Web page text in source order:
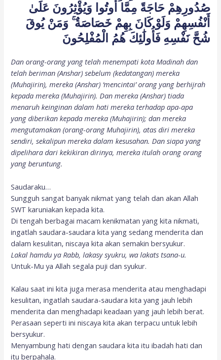
صُدُورِهِمْ حَاجَةً مِمَّا أُوتُوا وَيُؤْثِرُونَ عَلَىٰ
أَنْفُسِهِمْ وَلَوْ كَانَ بِهِمْ خَصَاصَةٌ ۚ وَمَنْ يُوقَ
شُحَّ نَفْسِهِ فَأُولَٰئِكَ هُمُ الْمُفْلِحُونَ
Dan orang-orang yang telah menempati kota Madinah dan
telah beriman (Anshar) sebelum (kedatangan) mereka
(Muhajirin), mereka (Anshar) ‘mencintai’ orang yang berhijrah
kepada mereka (Muhajirin). Dan mereka (Anshar) tiada
menaruh keinginan dalam hati mereka terhadap apa-apa
yang diberikan kepada mereka (Muhajirin); dan mereka
mengutamakan (orang-orang Muhajirin), atas diri mereka
sendiri, sekalipun mereka dalam kesusahan. Dan siapa yang
dipelihara dari kekikiran dirinya, mereka itulah orang orang
yang beruntung.
Saudaraku…
Sungguh sangat banyak nikmat yang telah dan akan Allah
SWT karuniakan kepada kita.
Di tengah berbagai macam kenikmatan yang kita nikmati,
ingatlah saudara-saudara kita yang sedang menderita dan
dalam kesulitan, niscaya kita akan semakin bersyukur.
Lakal hamdu ya Rabb, lakasy syukru, wa lakats tsana-u.
Untuk-Mu ya Allah segala puji dan syukur.
Kalau saat ini kita juga merasa menderita atau menghadapi
kesulitan, ingatlah saudara-saudara kita yang jauh lebih
menderita dan menghadapi keadaan yang jauh lebih berat.
Perasaan seperti ini niscaya kita akan terpacu untuk lebih
bersyukur.
Menyambung hati dengan saudara kita itu ibadah hati dan
itu berpahala.